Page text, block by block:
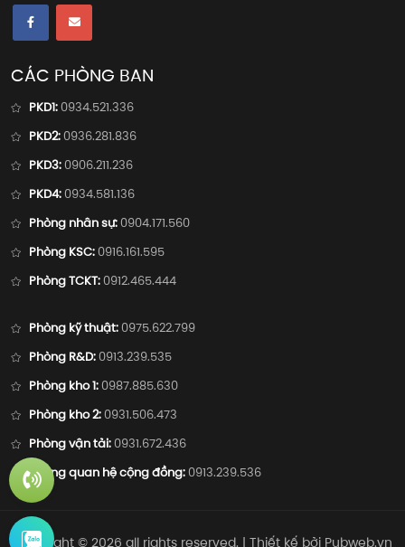
CÁC PHÒNG BAN
PKD1:0934.521.336
PKD2:0936.281.836
PKD3:0906.211.236
PKD4:0934.581.136
Phòng nhân sự:0904.171.560
Phòng KSC:0916.161.595
Phòng TCKT:0912.465.444
Phòng kỹ thuật:0975.622.799
Phòng R&D:0913.239.535
Phòng kho 1:0987.885.630
Phòng kho 2:0931.506.473
Phòng vận tải:0931.672.436
Phòng quan hệ cộng đồng:0913.239.536
Copyright © 2026 all rights reserved. | Thiết kế bởi Pubweb.vn